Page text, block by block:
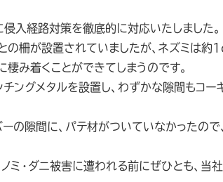
入経路対策を徹底的に対応いたしました。
の柵が設置されていましたが、ネズミは約
み着くことができてしまうのです。
ングメタルを設置し、わずかな隙間もコ
の隙間に、パテ材がついていなかったので
ミ・ダニ被害に遭われる前にぜひとも、当社